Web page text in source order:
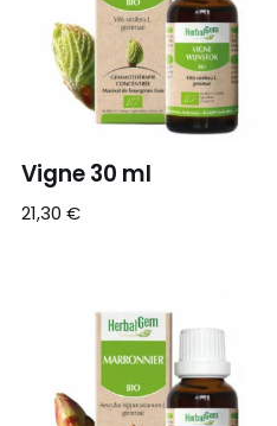
Vigne 30 ml
21,30€